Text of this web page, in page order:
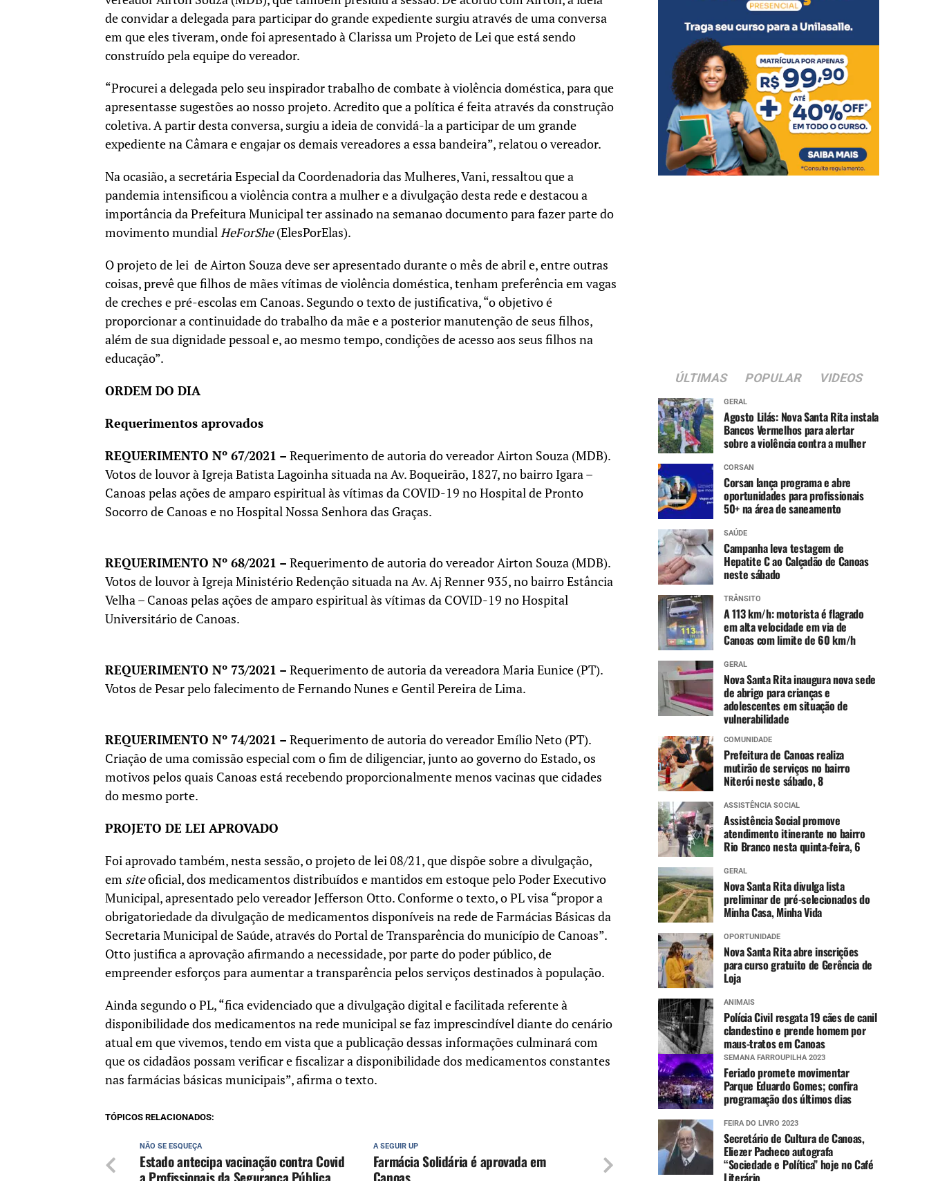
de convidar a delegada para participar do grande expediente surgiu através de uma conversa
em que eles tiveram, onde foi apresentado à Clarissa um Projeto de Lei que está sendo
construído pela equipe do vereador.
“Procurei a delegada pelo seu inspirador trabalho de combate à violência doméstica, para que
apresentasse sugestões ao nosso projeto. Acredito que a política é feita através da construção
coletiva. A partir desta conversa, surgiu a ideia de convidá-la a participar de um grande
expediente na Câmara e engajar os demais vereadores a essa bandeira”, relatou o vereador.
Na ocasião, a secretária Especial da Coordenadoria das Mulheres, Vani, ressaltou que a
pandemia intensificou a violência contra a mulher e a divulgação desta rede e destacou a
importância da Prefeitura Municipal ter assinado na semanao documento para fazer parte do
movimento mundialHeForShe(ElesPorElas).
O projeto de lei de Airton Souza deve ser apresentado durante o mês de abril e, entre outras
coisas, prevê que filhos de mães vítimas de violência doméstica, tenham preferência em vagas
de creches e pré-escolas em Canoas. Segundo o texto de justificativa, “o objetivo é
proporcionar a continuidade do trabalho da mãe e a posterior manutenção de seus filhos,
além de sua dignidade pessoal e, ao mesmo tempo, condições de acesso aos seus filhos na
educação”.
ORDEM DO DIA
Requerimentos aprovados
REQUERIMENTO Nº 67/2021 – Requerimento de autoria do vereador Airton Souza (MDB).
Votos de louvor à Igreja Batista Lagoinha situada na Av. Boqueirão, 1827, no bairro Igara –
Canoas pelas ações de amparo espiritual às vítimas da COVID-19 no Hospital de Pronto
Socorro de Canoas e no Hospital Nossa Senhora das Graças.
REQUERIMENTO Nº 68/2021 – Requerimento de autoria do vereador Airton Souza (MDB).
Votos de louvor à Igreja Ministério Redenção situada na Av. Aj Renner 935, no bairro Estância
Velha – Canoas pelas ações de amparo espiritual às vítimas da COVID-19 no Hospital
Universitário de Canoas.
REQUERIMENTO Nº 73/2021 – Requerimento de autoria da vereadora Maria Eunice (PT).
Votos de Pesar pelo falecimento de Fernando Nunes e Gentil Pereira de Lima.
REQUERIMENTO Nº 74/2021 – Requerimento de autoria do vereador Emílio Neto (PT).
Criação de uma comissão especial com o fim de diligenciar, junto ao governo do Estado, os
motivos pelos quais Canoas está recebendo proporcionalmente menos vacinas que cidades
do mesmo porte.
PROJETO DE LEI APROVADO
Foi aprovado também, nesta sessão, o projeto de lei 08/21, que dispõe sobre a divulgação,
em siteoficial, dos medicamentos distribuídos e mantidos em estoque pelo Poder Executivo
Municipal, apresentado pelo vereador Jefferson Otto. Conforme o texto, o PL visa “propor a
obrigatoriedade da divulgação de medicamentos disponíveis na rede de Farmácias Básicas da
Secretaria Municipal de Saúde, através do Portal de Transparência do município de Canoas”.
Otto justifica a aprovação afirmando a necessidade, por parte do poder público, de
empreender esforços para aumentar a transparência pelos serviços destinados à população.
Ainda segundo o PL, “fica evidenciado que a divulgação digital e facilitada referente à
disponibilidade dos medicamentos na rede municipal se faz imprescindível diante do cenário
atual em que vivemos, tendo em vista que a publicação dessas informações culminará com
que os cidadãos possam verificar e fiscalizar a disponibilidade dos medicamentos constantes
nas farmácias básicas municipais”, afirma o texto.
TÓPICOS RELACIONADOS:
A SEGUIR UP
Farmácia Solidária é aprovada em
Canoas
NÃO SE ESQUEÇA
Estado antecipa vacinação contra Covid
a Profissionais da Segurança Pública
ÚLTIMAS POPULAR VIDEOS
GERAL
Agosto Lilás: Nova Santa Rita instala
Bancos Vermelhos para alertar
sobre a violência contra a mulher
CORSAN
Corsan lança programa e abre
oportunidades para profissionais
50+ na área de saneamento
SAÚDE
Campanha leva testagem de
Hepatite C ao Calçadão de Canoas
neste sábado
TRÂNSITO
A 113 km/h: motorista é flagrado
em alta velocidade em via de
Canoas com limite de 60 km/h
GERAL
Nova Santa Rita inaugura nova sede
de abrigo para crianças e
adolescentes em situação de
vulnerabilidade
COMUNIDADE
Prefeitura de Canoas realiza
mutirão de serviços no bairro
Niterói neste sábado, 8
ASSISTÊNCIA SOCIAL
Assistência Social promove
atendimento itinerante no bairro
Rio Branco nesta quinta-feira, 6
GERAL
Nova Santa Rita divulga lista
preliminar de pré-selecionados do
Minha Casa, Minha Vida
OPORTUNIDADE
Nova Santa Rita abre inscrições
para curso gratuito de Gerência de
Loja
ANIMAIS
Polícia Civil resgata 19 cães de canil
clandestino e prende homem por
maus-tratos em Canoas
SEMANA FARROUPILHA 2023
Feriado promete movimentar
Parque Eduardo Gomes; confira
programação dos últimos dias
FEIRA DO LIVRO 2023
Secretário de Cultura de Canoas,
Eliezer Pacheco autografa
“Sociedade e Política” hoje no Café
Literário